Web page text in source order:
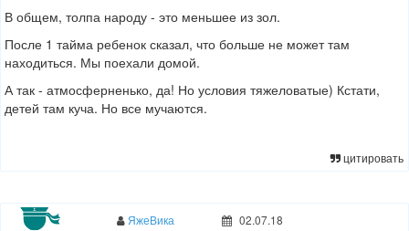
В общем, толпа народу - это меньшее из зол.
После 1 тайма ребенок сказал, что больше не может там
находиться. Мы поехали домой.
А так - атмосферненько, да! Но условия тяжеловатые) Кстати,
детей там куча. Но все мучаются.
цитировать
ЯжеВика 02.07.18